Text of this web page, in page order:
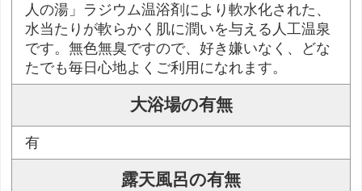
人の湯」ラジウム温浴剤により軟水化された、
水当たりが軟らかく肌に潤いを与える人工温泉
です。無色無臭ですので、好き嫌いなく、どな
たでも毎日心地よくご利用になれます。
大浴場の有無
有
露天風呂の有無